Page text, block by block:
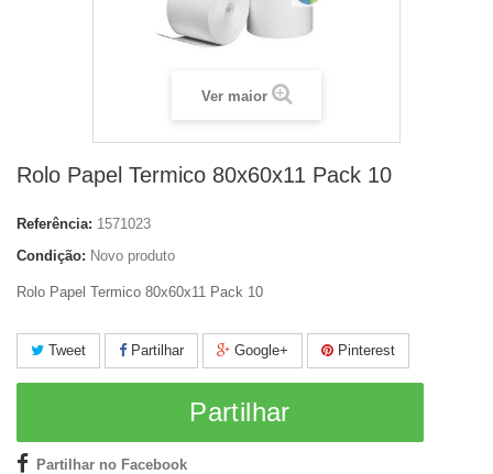
Ver maior
Rolo Papel Termico 80x60x11 Pack 10
Referência: 1571023
Condição: Novo produto
Rolo Papel Termico 80x60x11 Pack 10
Tweet Partilhar Google+ Pinterest
Partilhar
Partilhar no Facebook